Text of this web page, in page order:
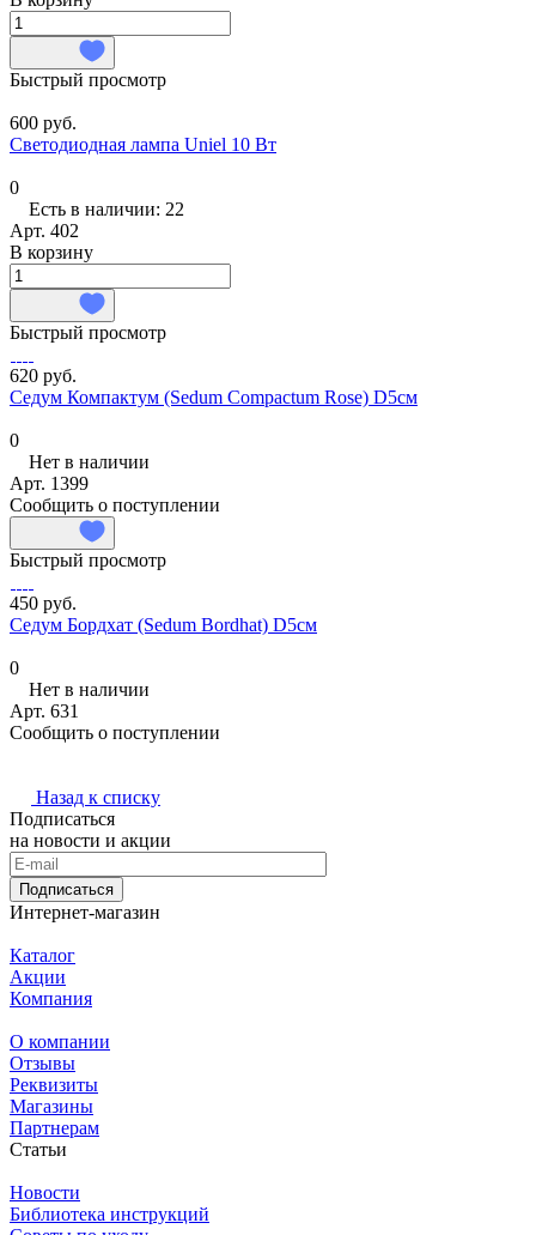
Быстрый просмотр
600 руб.
Светодиодная лампа Uniel 10 Вт
0
Есть в наличии: 22
Арт. 402
В корзину
Быстрый просмотр
620 руб.
Седум Компактум (Sedum Compactum Rose) D5см
0
Нет в наличии
Арт. 1399
Сообщить о поступлении
Быстрый просмотр
450 руб.
Седум Бордхат (Sedum Bordhat) D5см
0
Нет в наличии
Арт. 631
Сообщить о поступлении
Назад к списку
Подписаться
на новости и акции
Подписаться
Интернет-магазин
Каталог
Акции
Компания
О компании
Отзывы
Реквизиты
Магазины
Партнерам
Статьи
Новости
Библиотека инструкций